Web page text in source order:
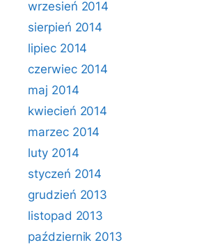
wrzesień 2014
sierpień 2014
lipiec 2014
czerwiec 2014
maj 2014
kwiecień 2014
marzec 2014
luty 2014
styczeń 2014
grudzień 2013
listopad 2013
październik 2013